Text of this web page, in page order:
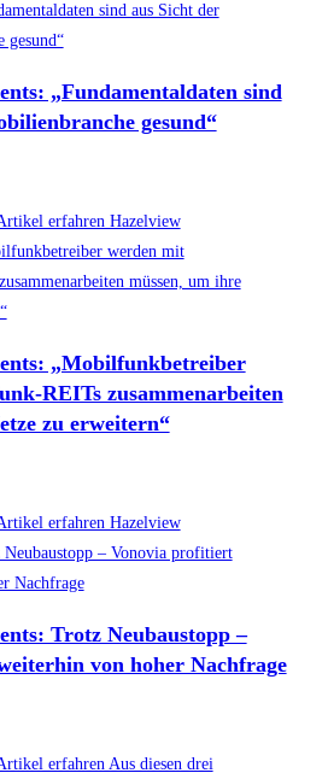
„Fundamentaldaten sind
gesund“
„Mobilfunkbetreiber
REITs zusammenarbeiten
zu erweitern“
Trotz Neubaustopp –
von hoher Nachfrage